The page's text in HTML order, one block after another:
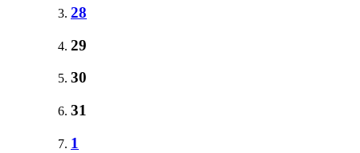
28
29
30
31
1